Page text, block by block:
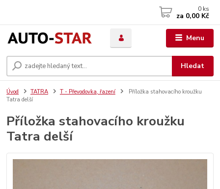
Menu
Hledat
0 ks
za 0,00 Kč
Úvod TATRA T - Převodovka, řazení
Příložka stahovacího kroužku
Tatra delší
Příložka stahovacího kroužku
Tatra delší